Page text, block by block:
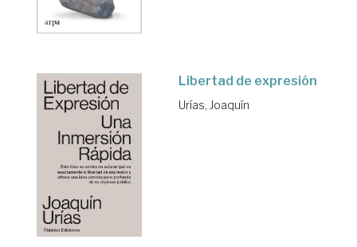
Libertad de expresión
Urías, Joaquín